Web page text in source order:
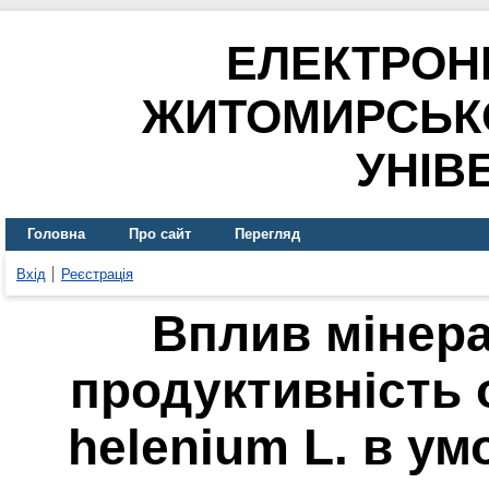
Головна Про сайт Перегляд
Вхід Реєстрація
Вплив
helenium L. в